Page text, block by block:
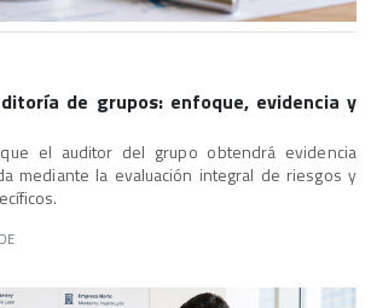
de grupos: enfoque, evidencia y
el auditor del grupo obtendrá evidencia
mediante la evaluación integral de riesgos y